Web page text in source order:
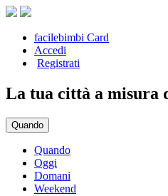
facilebimbi Card
Accedi
Registrati
La tua città a misura
Quando
Quando
Oggi
Domani
Weekend